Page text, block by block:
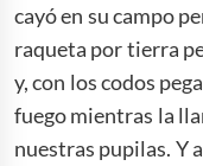
cayó en su campo
raqueta por tierra
y, con los codos
fuego mientras la
nuestras pupilas. Y